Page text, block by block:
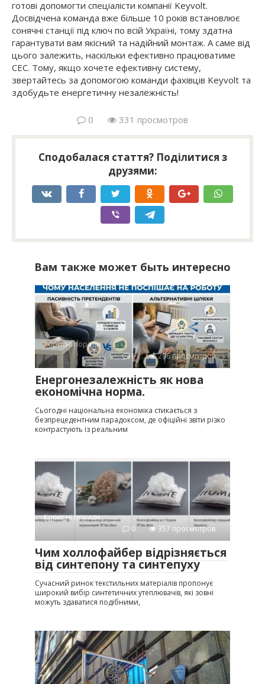
готові допомогти спеціалісти компанії Keyvolt.
Досвідчена команда вже більше 10 років встановлює
сонячні станції під ключ по всій Україні, тому здатна
гарантувати вам якісний та надійний монтаж. А саме від
цього залежить, наскільки ефективно працюватиме
СЕС. Тому, якщо хочете ефективну систему,
звертайтесь за допомогою команди фахівців Keyvolt та
здобудьте енергетичну незалежність!
0 331 просмотров
Сподобалася стаття? Поділитися з
друзями:
Вам также может быть интересно
Корисні поради
0
296 просмотров
Енергонезалежність як нова
економічна норма.
Сьогодні національна економіка стикається з
безпрецедентним парадоксом, де офіційні звіти різко
контрастують із реальним
Корисні поради
0
357 просмотров
Чим холлофайбер відрізняється
від синтепону та синтепуху
Сучасний ринок текстильних матеріалів пропонує
широкий вибір синтетичних утеплювачів, які зовні
можуть здаватися подібними,